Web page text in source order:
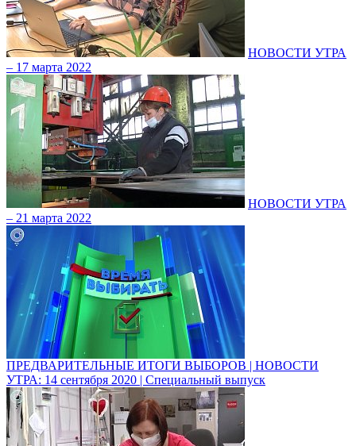
НОВОСТИ УТРА
– 17 марта 2022
НОВОСТИ УТРА
– 21 марта 2022
ПРЕДВАРИТЕЛЬНЫЕ ИТОГИ ВЫБОРОВ | НОВОСТИ
УТРА: 14 сентября 2020 | Специальный выпуск